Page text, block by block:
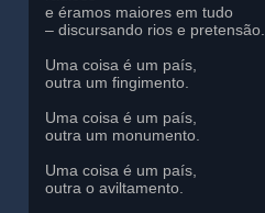
e éramos maiores em tudo
– discursando rios e pretensão.
Uma coisa é um país,
outra um fingimento.
Uma coisa é um país,
outra um monumento.
Uma coisa é um país,
outra o aviltamento.